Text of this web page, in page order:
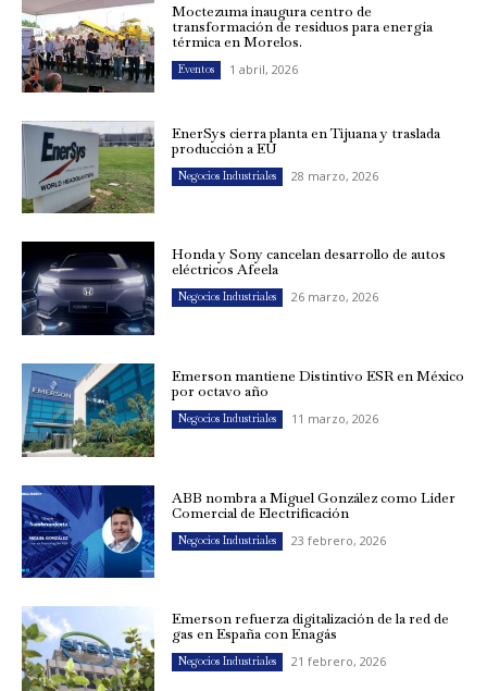
Moctezuma inaugura centro de
transformación de residuos para energía
térmica en Morelos.
Eventos 1 abril, 2026
EnerSys cierra planta en Tijuana y traslada
producción a EU
Negocios Industriales 28 marzo, 2026
Honda y Sony cancelan desarrollo de autos
eléctricos Afeela
Negocios Industriales 26 marzo, 2026
Emerson mantiene Distintivo ESR en México
por octavo año
Negocios Industriales 11 marzo, 2026
ABB nombra a Miguel González como Líder
Comercial de Electrificación
Negocios Industriales 23 febrero, 2026
Emerson refuerza digitalización de la red de
gas en España con Enagás
Negocios Industriales 21 febrero, 2026